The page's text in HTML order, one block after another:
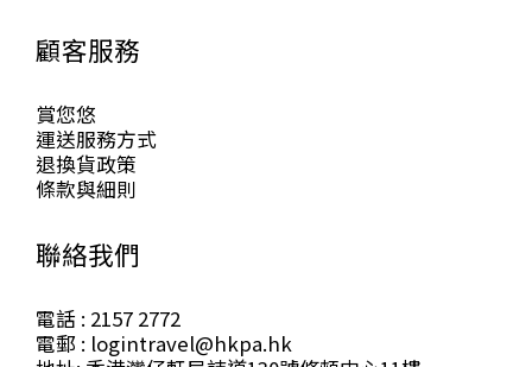
顧客服務
賞您悠
運送服務方式
退換貨政策
條款與細則
聯絡我們
電話 : 2157 2772
電郵 : logintravel@hkpa.hk